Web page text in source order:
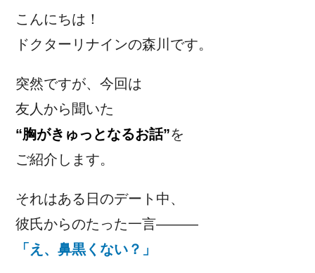
こんにちは！
ドクターリナインの森川です。
突然ですが、今回は
友人から聞いた
“胸がきゅっとなるお話”を
ご紹介します。
それはある日のデート中、
彼氏からのたった一言―――
「え、鼻黒くない？」